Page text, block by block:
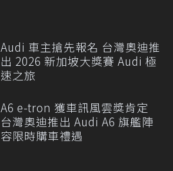
Audi 車主搶先報名 台灣奧迪推
出 2026 新加坡大獎賽 Audi 極
速之旅
A6 e-tron 獲車訊風雲獎肯定
台灣奧迪推出 Audi A6 旗艦陣
容限時購車禮遇